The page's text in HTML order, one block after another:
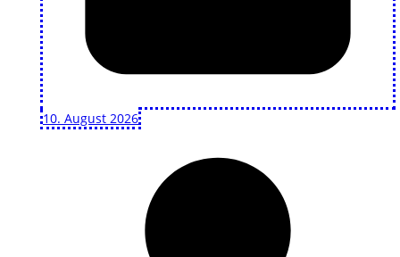
10. August 2026